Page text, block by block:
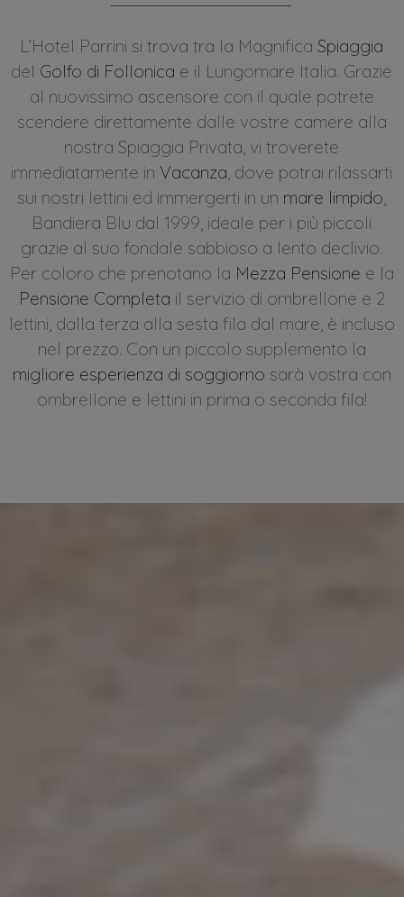
L’Hotel Parrini si trova tra la MagnificaSpiaggia
del Golfo di Follonica e il Lungomare Italia. Grazie
al nuovissimo ascensore con il quale potrete
scendere direttamente dalle vostre camere alla
nostra Spiaggia Privata, vi troverete
immediatamente in Vacanza , dove potrai rilassarti
sui nostri lettini ed immergerti in un mare limpido
Bandiera Blu dal 1999, ideale per i più piccoli
grazie al suo fondale sabbioso a lento declivio.
Per coloro che prenotano la Mezza Pensione e la
Pensione Completa il servizio di ombrellone e 2
lettini, dalla terza alla sesta fila dal mare, è incluso
nel prezzo. Con un piccolo supplemento la
migliore esperienza di soggiorno sarà vostra con
ombrellone e lettini in prima o seconda fila!